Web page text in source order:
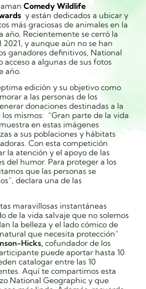
Comedy Wildlife
y están dedicados a ubicar y
más graciosas de animales en la
año.​​ Recientemente se cerró la
y aunque aún no se han
ganadores definitivos, National
a algunas de sus fotos
año.
edición y su objetivo como
a las personas de los
donaciones destinadas a la
mismos: “Gran parte de la vida
en estas imágenes
a sus poblaciones y hábitats
Con esta competición
la atención y el apoyo de las
del humor. Para proteger a los
que las personas se
declara una de las
maravillosas instantáneas
de la vida salvaje que no solemos
la belleza y el lado cómico de
que necesita protección”
Hicks, cofundador de los
puede aportar hasta 10
catalogar entre las 10
Aquí te compartimos esta
National Geographic y que